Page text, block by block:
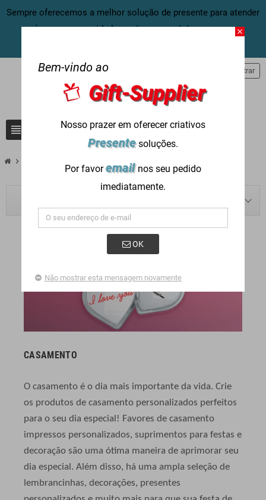
Sempre oferecemos a melhor solução de presente para atender
às suas necessidades, entre em contato conosco
view_headline
Entrar
chevron_right
CASAMENTO
O casamento é o dia mais importante da vida. Crie
os produtos de casamento personalizados perfeitos
para o seu dia especial! Favores de casamento
impressos personalizados, suprimentos para festas e
decoração são uma ótima maneira de aprimorar seu
dia especial. Além disso, há uma ampla seleção de
lembrancinhas, decorações, presentes
close
Bem-vindo ao
Gift-Supplier
Nosso prazer em oferecer criativos
Presentesoluções.
Por favoremailnos seu pedido
imediatamente.
OK
Não mostrar esta mensagem novamente